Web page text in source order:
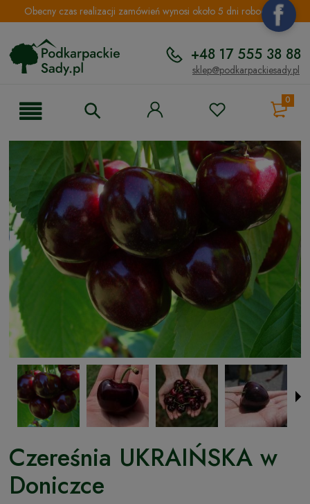
Obecny czas realizacji zamówień wynosi około 5 dni roboczych.
+48 17 555 38 88
sklep@podkarpackiesady.pl
0
Czereśnia UKRAIŃSKA w
Doniczce